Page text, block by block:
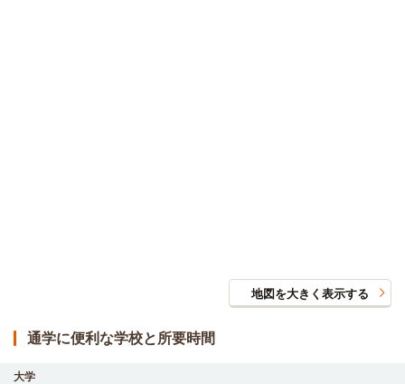
地図を大きく表示する
通学に便利な学校と所要時間
大学